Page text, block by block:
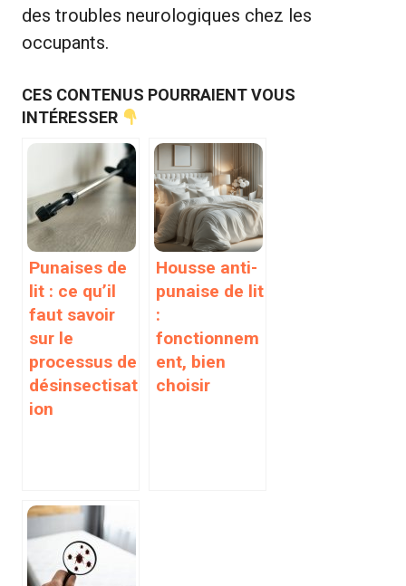
des troubles neurologiques chez les
occupants.
CES CONTENUS POURRAIENT VOUS
INTÉRESSER
Punaises de
lit : ce qu’il
faut savoir
sur le
processus de
désinsectisat
ion
Housse anti-
punaise de lit
:
fonctionnem
ent, bien
choisir